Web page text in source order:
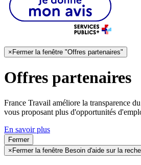
× Fermer la fenêtre "Offres partenaires"
Offres partenaires
France Travail améliore la transparence
vous proposant plus d'opportunités
En savoir plus
Fermer
× Fermer la fenêtre Besoin d'aide sur la